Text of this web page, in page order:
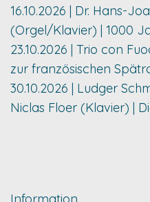
16.10.2026 | Dr. Hans-
(Orgel/Klavier) | 1000
23.10.2026 | Trio con
zur französischen
30.10.2026 | Ludger
Niclas Floer (Klavier) |